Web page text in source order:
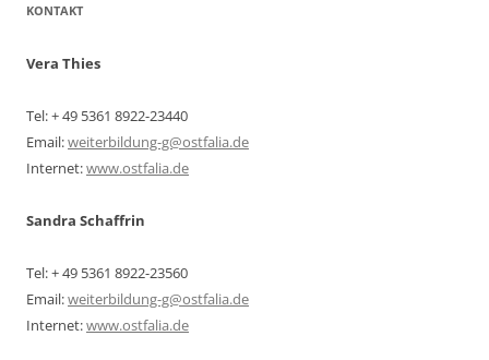
KONTAKT
Vera Thies
Tel: + 49 5361 8922-23440
Email:weiterbildung-g@ostfalia.de
Internet:www.ostfalia.de
Sandra Schaffrin
Tel: + 49 5361 8922-23560
Email:weiterbildung-g@ostfalia.de
Internet:www.ostfalia.de